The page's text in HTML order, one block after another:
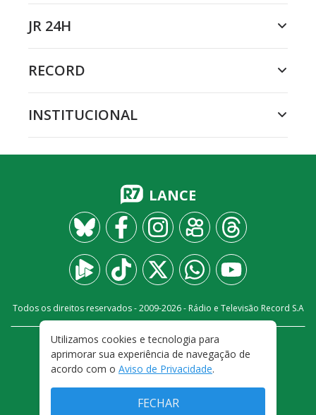
JR 24H
RECORD
INSTITUCIONAL
LANCE
Todos os direitos reservados - 2009-2026- Rádio e Televisão Record S.A
FALE CONOSCO
PRIVACIDADE
TERMOS E CONDIÇÕES DE USO
Utilizamos cookies e tecnologia para
aprimorar sua experiência de navegação de
acordo com o Aviso de Privacidade.
FECHAR